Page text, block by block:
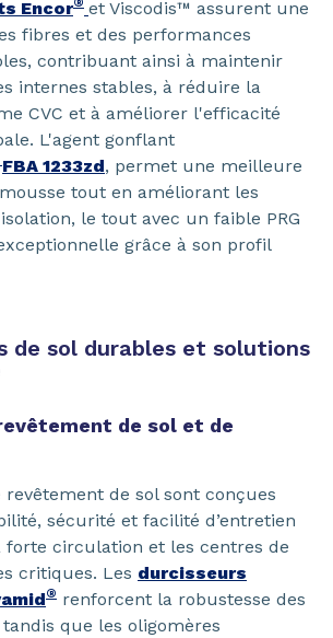
Encor
et Viscodis™ assurent une
fibres et des performances
contribuant ainsi à maintenir
internes stables, à réduire la
CVC et à améliorer l'efficacité
L'agent gonflant
FBA 1233zd, permet une meilleure
tout en améliorant les
le tout avec un faible PRG
grâce à son profil
de sol durables et solutions
de sol et de
revêtement de sol sont conçues
sécurité et facilité d’entretien
forte circulation et les centres de
critiques. Les durcisseurs
® renforcent la robustesse des
que les oligomères